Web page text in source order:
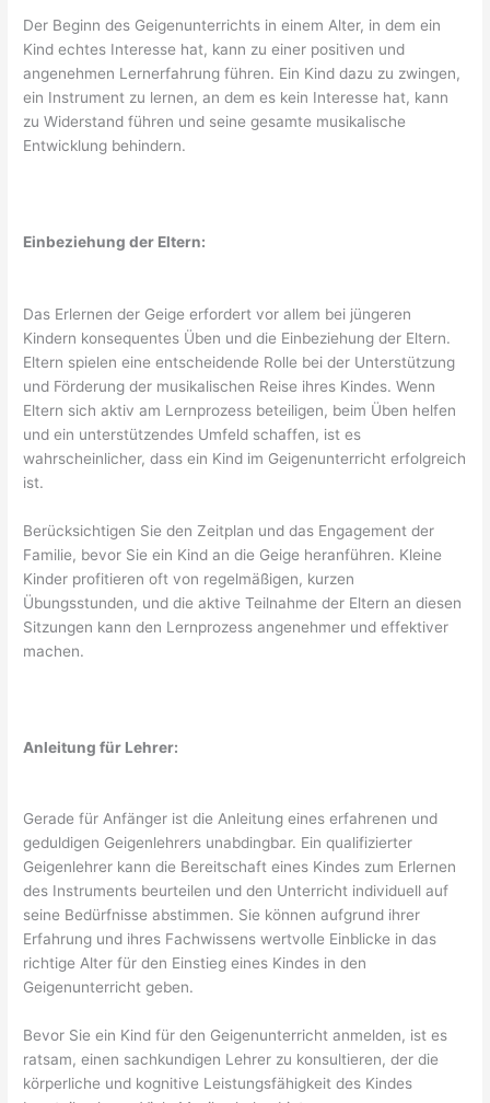
Der Beginn des Geigenunterrichts in einem Alter, in dem ein
Kind echtes Interesse hat, kann zu einer positiven und
angenehmen Lernerfahrung führen. Ein Kind dazu zu zwingen,
ein Instrument zu lernen, an dem es kein Interesse hat, kann
zu Widerstand führen und seine gesamte musikalische
Entwicklung behindern.
Einbeziehung der Eltern:
Das Erlernen der Geige erfordert vor allem bei jüngeren
Kindern konsequentes Üben und die Einbeziehung der Eltern.
Eltern spielen eine entscheidende Rolle bei der Unterstützung
und Förderung der musikalischen Reise ihres Kindes. Wenn
Eltern sich aktiv am Lernprozess beteiligen, beim Üben helfen
und ein unterstützendes Umfeld schaffen, ist es
wahrscheinlicher, dass ein Kind im Geigenunterricht erfolgreich
ist.
Berücksichtigen Sie den Zeitplan und das Engagement der
Familie, bevor Sie ein Kind an die Geige heranführen. Kleine
Kinder profitieren oft von regelmäßigen, kurzen
Übungsstunden, und die aktive Teilnahme der Eltern an diesen
Sitzungen kann den Lernprozess angenehmer und effektiver
machen.
Anleitung für Lehrer:
Gerade für Anfänger ist die Anleitung eines erfahrenen und
geduldigen Geigenlehrers unabdingbar. Ein qualifizierter
Geigenlehrer kann die Bereitschaft eines Kindes zum Erlernen
des Instruments beurteilen und den Unterricht individuell auf
seine Bedürfnisse abstimmen. Sie können aufgrund ihrer
Erfahrung und ihres Fachwissens wertvolle Einblicke in das
richtige Alter für den Einstieg eines Kindes in den
Geigenunterricht geben.
Bevor Sie ein Kind für den Geigenunterricht anmelden, ist es
ratsam, einen sachkundigen Lehrer zu konsultieren, der die
körperliche und kognitive Leistungsfähigkeit des Kindes